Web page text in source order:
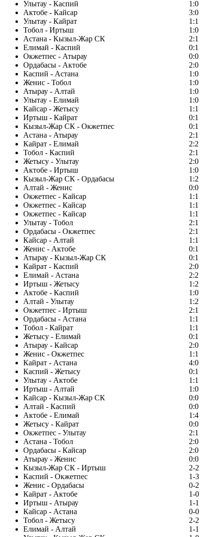
Улытау - Каспий
1:0
Актобе - Кайсар
3:0
Улытау - Кайрат
1:1
Тобол - Иртыш
1:0
Астана - Кызыл-Жар СК
2:1
Елимай - Каспий
0:1
Окжетпес - Атырау
0:0
Ордабасы - Актобе
2:0
Каспий - Астана
1:0
Женис - Тобол
1:0
Атырау - Алтай
1:0
Улытау - Елимай
1:0
Кайсар - Жетысу
1:1
Иртыш - Кайрат
0:1
Кызыл-Жар СК - Окжетпес
0:1
Астана - Атырау
2:1
Кайрат - Елимай
2:2
Тобол - Каспий
2:1
Жетысу - Улытау
2:0
Актобе - Иртыш
1:0
Кызыл-Жар СК - Ордабасы
1:2
Алтай - Женис
0:0
Окжетпес - Кайсар
1:1
Окжетпес - Кайсар
1:1
Окжетпес - Кайсар
1:1
Улытау - Тобол
2:1
Ордабасы - Окжетпес
2:1
Кайсар - Алтай
1:1
Женис - Актобе
0:1
Атырау - Кызыл-Жар СК
0:1
Кайрат - Каспий
2:0
Елимай - Астана
2:2
Иртыш - Жетысу
1:2
Актобе - Каспий
1:0
Алтай - Улытау
1:2
Окжетпес - Иртыш
2:1
Ордабасы - Астана
1:1
Тобол - Кайрат
1:1
Жетысу - Елимай
0:1
Атырау - Кайсар
2:0
Женис - Окжетпес
1:1
Кайрат - Астана
4:0
Каспий - Жетысу
0:1
Улытау - Актобе
1:1
Иртыш - Алтай
1:0
Кайсар - Кызыл-Жар СК
0:0
Алтай - Каспий
0:0
Актобе - Елимай
1:4
Жетысу - Кайрат
0:0
Окжетпес - Улытау
2:1
Астана - Тобол
2:0
Ордабасы - Кайсар
2:0
Атырау - Женис
0:0
Кызыл-Жар СК - Иртыш
2-2
Каспий - Окжетпес
1-3
Женис - Ордабасы
0-2
Кайрат - Актобе
1-0
Иртыш - Атырау
1-1
Кайсар - Астана
0-0
Тобол - Жетысу
2-2
Елимай - Алтай
1-1